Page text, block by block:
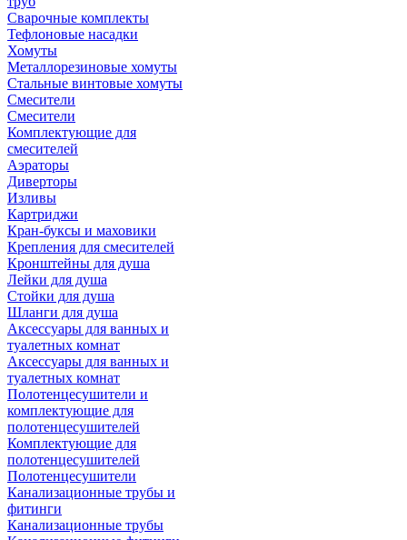
Сварочные комплекты
Тефлоновые насадки
Хомуты
Металлорезиновые хомуты
Стальные винтовые хомуты
Смесители
Смесители
Комплектующие для
смесителей
Аэраторы
Диверторы
Изливы
Картриджи
Кран-буксы и маховики
Крепления для смесителей
Кронштейны для душа
Лейки для душа
Стойки для душа
Шланги для душа
Аксессуары для ванных и
туалетных комнат
Аксессуары для ванных и
туалетных комнат
Полотенцесушители и
комплектующие для
полотенцесушителей
Комплектующие для
полотенцесушителей
Полотенцесушители
Канализационные трубы и
фитинги
Канализационные трубы